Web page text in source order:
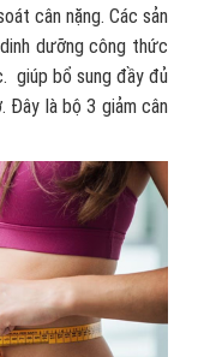
cân nặng. Các sản
dưỡng công thức
giúp bổ sung đầy đủ
Đây là bộ 3 giảm cân